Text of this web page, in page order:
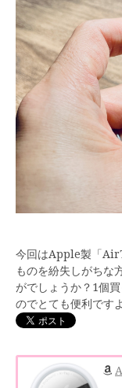
今回はApple製「
ものを紛失しがちな
がでしょうか？1個
のでとても便利ですよ